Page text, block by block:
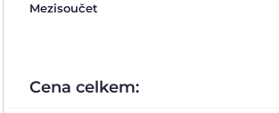
Mezisoučet
Cena celkem: